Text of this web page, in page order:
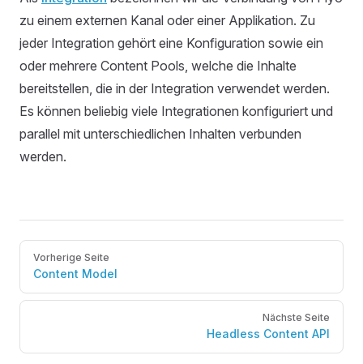
zu einem externen Kanal oder einer Applikation. Zu
jeder Integration gehört eine Konfiguration sowie ein
oder mehrere Content Pools, welche die Inhalte
bereitstellen, die in der Integration verwendet werden.
Es können beliebig viele Integrationen konfiguriert und
parallel mit unterschiedlichen Inhalten verbunden
werden.
Pager
Vorherige Seite
Content Model
Nächste Seite
Headless Content API